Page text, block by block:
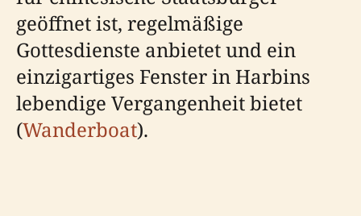
geöffnet ist, regelmäßige
Gottesdienste anbietet und ein
einzigartiges Fenster in Harbins
lebendige Vergangenheit bietet
(Wanderboat).